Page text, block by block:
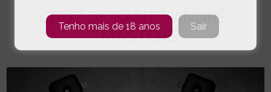
CRUZ DE SANTO ANDRÉ -
MASTERS
Tenho mais de 18 anos Sair